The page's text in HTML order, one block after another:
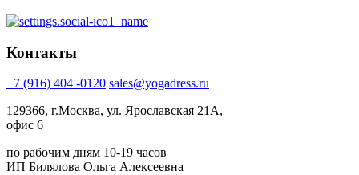
Контакты
+7 (916) 404 -0120 sales@yogadress.ru
129366, г.Москва, ул. Ярославская 21А,
офис 6
по рабочим дням 10-19 часов
ИП Билялова Ольга Алексеевна